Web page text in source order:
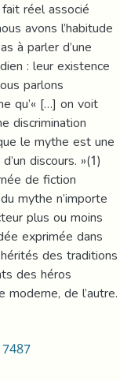
réel associé
avons l’habitude
à parler d’une
: leur existence
parlons
qu’« […] on voit
discrimination
le mythe est une
discours. »(1)
de fiction
mythe n’importe
plus ou moins
exprimée dans
des traditions
des héros
de l’autre.